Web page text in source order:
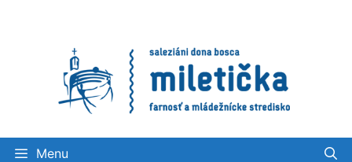
Menu